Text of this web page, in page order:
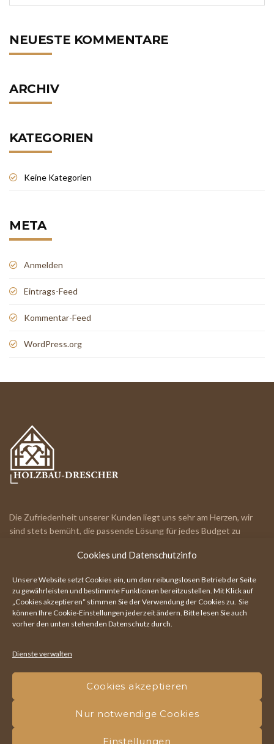
Cookies und Datenschutzinfo
Unsere Website setzt Cookies ein, um den reibungslosen Betrieb der Seite
zu gewährleisten und bestimmte Funktionen bereitzustellen. Mit Klick auf
„Cookies akzeptieren“ stimmen Sie der Verwendung der Cookies zu. Sie
können Ihre Cookie-Einstellungen jederzeit ändern. Bitte lesen Sie auch
vorher den unten stehenden Datenschutz durch.
Dienste verwalten
Cookies akzeptieren
Nur notwendige Cookies
Einstellungen
NEUESTE KOMMENTARE
ARCHIV
KATEGORIEN
Keine Kategorien
META
Anmelden
Eintrags-Feed
Kommentar-Feed
WordPress.org
Die Zufriedenheit unserer Kunden liegt uns sehr am Herzen, wir
sind stets bemüht, die passende Lösung für jedes Budget zu
IHR RUNDUM-PARTNER!
Hauptstraße 111, 7203 Wiesen
office@holzbau-drescher.at
Impressum|Datenschutz|